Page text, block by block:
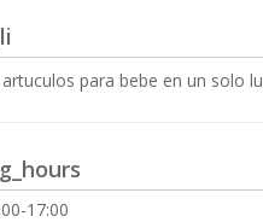
para bebe en un solo
17:00